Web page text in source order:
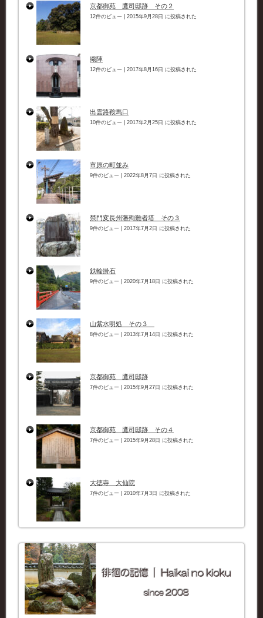
京都御苑 鷹司邸跡 その２
12件のビュー 2015年9月28日 に投稿された
織陣
12件のビュー 2017年8月16日 に投稿された
出雲路鞍馬口
10件のビュー 2017年2月25日 に投稿された
市原の町並み
9件のビュー 2022年8月7日 に投稿された
禁門変長州藩殉難者塔 その３
9件のビュー 2017年7月2日 に投稿された
鉄輪掛石
9件のビュー 2020年7月18日 に投稿された
山紫水明処 その３
8件のビュー 2013年7月14日 に投稿された
京都御苑 鷹司邸跡
7件のビュー 2015年9月27日 に投稿された
京都御苑 鷹司邸跡 その４
7件のビュー 2015年9月28日 に投稿された
大徳寺 大仙院
7件のビュー 2010年7月3日 に投稿された